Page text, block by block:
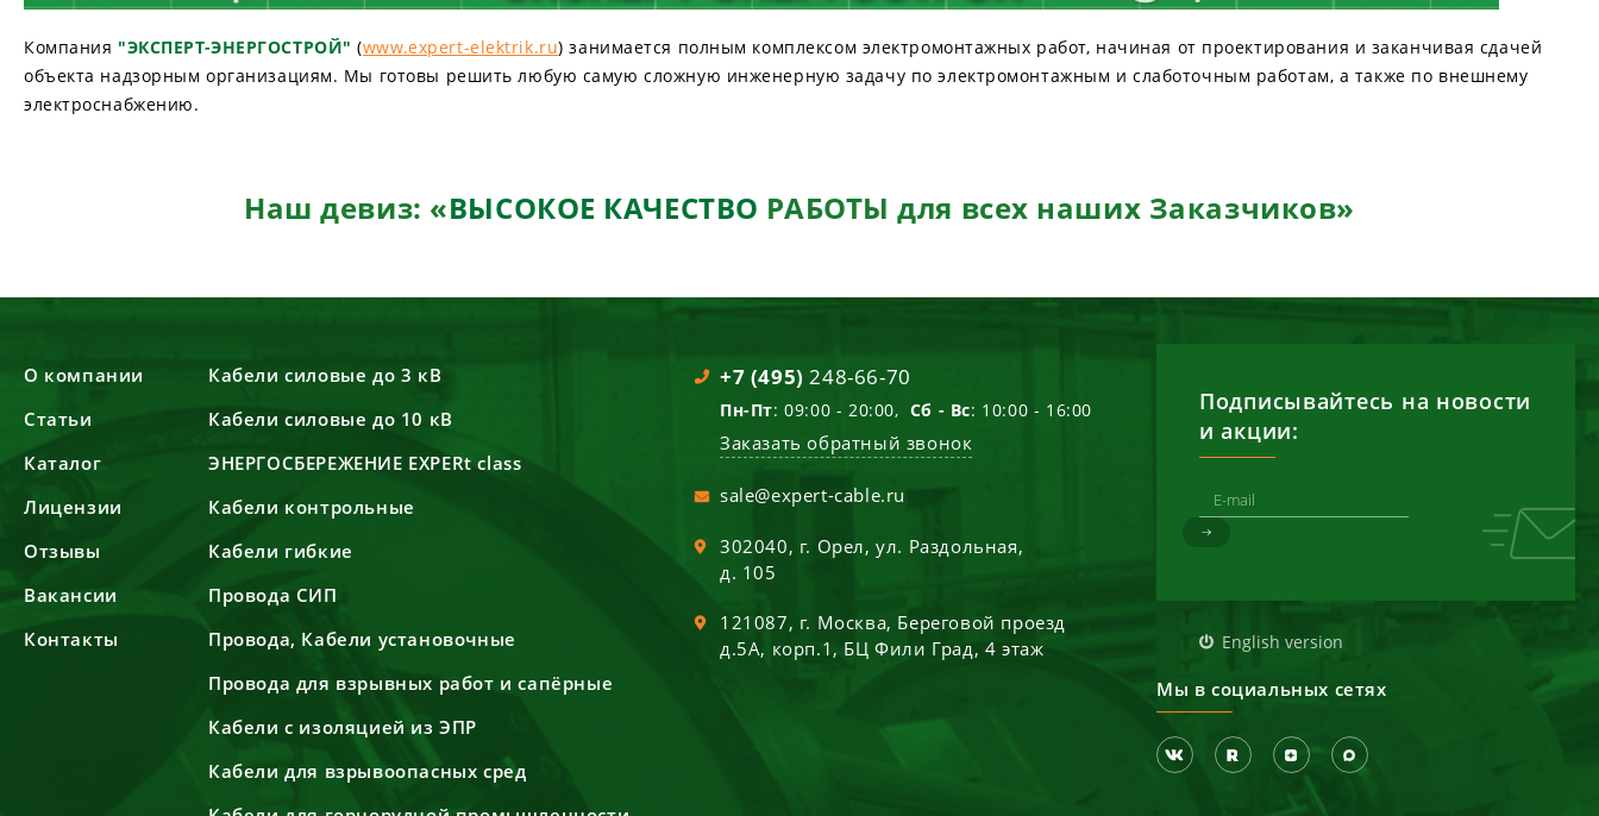
Компания "ЭКСПЕРТ-ЭНЕРГОСТРОЙ" (www.expert-elektrik.ru) занимается полным комплексом электромонтажных работ, начиная от проектирования и заканчивая сдачей
объекта надзорным организациям. Мы готовы решить любую самую сложную инженерную задачу по электромонтажным и слаботочным работам, а также по внешнему
электроснабжению.
Наш девиз: «ВЫСОКОЕ КАЧЕСТВО РАБОТЫ для всех наших Заказчиков»
О компании
Статьи
Каталог
Лицензии
Отзывы
Вакансии
Контакты
Кабели силовые до 3 кВ
Кабели силовые до 10 кВ
ЭНЕРГОСБЕРЕЖЕНИЕ EXPERt class
Кабели контрольные
Кабели гибкие
Провода СИП
Провода, Кабели установочные
Провода для взрывных работ и сапёрные
Кабели с изоляцией из ЭПР
Кабели для взрывоопасных сред
+7 (495) 248-66-70
Пн-Пт: 09:00 - 20:00, Сб - Вс: 10:00 - 16:00
Заказать обратный звонок
sale@expert-cable.ru
302040, г. Орел,ул. Раздольная,
д. 105
121087, г. Москва, Береговой проезд
д.5А, корп.1, БЦ Фили Град, 4 этаж
Подписывайтесь на новости
и акции:
English version
Мы в социальных сетях